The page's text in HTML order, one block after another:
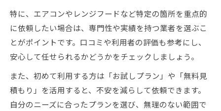
特に、エアコンやレンジフードなど特定の箇所を重点的
に依頼したい場合は、専門性や実績を持つ業者を選ぶこ
とがポイントです。口コミや利用者の評価も参考にし、
安心して任せられるかどうかをチェックしましょう。
また、初めて利用する方は「お試しプラン」や「無料見
積もり」を活用すると、不安を減らして依頼できます。
自分のニーズに合ったプランを選び、無理のない範囲で